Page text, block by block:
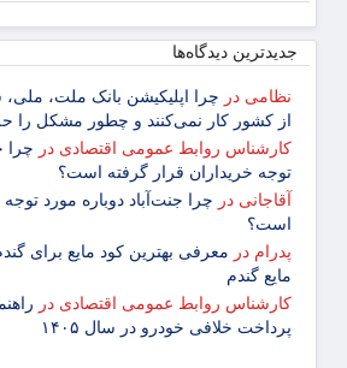
جدیدترین دیدگاه‌‌ها
نظامی در چرا اپلیکیشن بانک ملت،
از کشور کار نمی‌کنند و چطور مشکل را
کارشناس روابط عمومی اقتصادی در چرا
توجه خریداران قرار گرفته است؟
آقاجانی در چرا جنت‌آباد دوباره مورد
است؟
پدرام در معرفی بهترین کود مایع برای
مایع گندم
کارشناس روابط عمومی اقتصادی در
پرداخت خلافی خودرو در سال ۱۴۰۵